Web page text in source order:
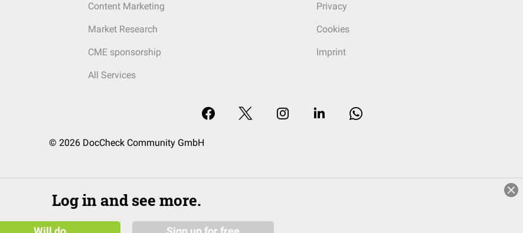
Content Marketing
Market Research
CME sponsorship
All Services
Privacy
Cookies
Imprint
© 2026 DocCheck Community GmbH
Log in and see more.